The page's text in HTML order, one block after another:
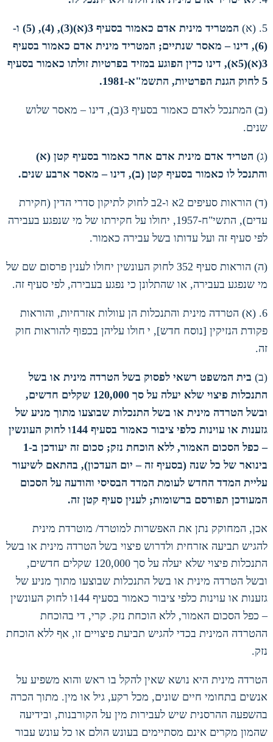
5. ( א) המטריד מינית אדם כאמור בסעיף 3( א)(3), (4), (5) ו-
(6),
דינו – מאסר שנתיים; המטריד מינית אדם כאמור בסעיף
3( א)(5 א), דינו כדין הפוגע במזיד בפרטיות זולתו כאמור בסעיף
5 לחוק הגנת הפרטיות, התשמ"א-1981.
(ב) המתנכל לאדם כאמור בסעיף 3( ב), דינו – מאסר שלוש
שנים.
(ג) הטריד אדם מינית אדם אחר כאמור בסעיף קטן (א)
והתנכל לו כאמור בסעיף קטן (ב), דינו – מאסר ארבע שנים.
(ד) הוראות סעיפים 2א ו-2 ב לחוק לתיקון סדרי הדין (חקירת
עדים), התשי"ח-1957,
יחולו על חקירתו של מי שנפגע בעבירה
לפי סעיף זה ועל עדותו בשל עבירה כאמור.
(ה) הוראות סעיף 352 לחוק העונשין יחולו לענין פרסום שם של
מי שנפגע בעבירה, או שהתלונן כי נפגע בעבירה, לפי סעיף זה.
6. ( א) הטרדה מינית והתנכלות הן עוולות אזרחיות, והוראות
פקודת הנזיקין [נוסח חדש], י חולו עליהן בכפוף להוראות חוק
זה.
(ב) בית המשפט רשאי לפסוק בשל הטרדה מינית או בשל
התנכלות פיצוי שלא יעלה על סך 120,000 שקלים חדשים,
ובשל הטרדה מינית או בשל התנכלות שבוצעו מתוך מניע של
גזענות או עוינות כלפי ציבור כאמור בסעיף 144ו לחוק העונשין
– כפל הסכום האמור, ללא הוכחת נזק; סכום זה יעודכן ב-1
בינואר של כל שנה (בסעיף זה – יום העדכון), בהתאם לשיעור
עליית המדד החדש לעומת המדד הבסיסי והודעה על הסכום
המעודכן תפורסם ברשומות; לענין סעיף קטן זה.
אכן, המחוקק נתן את האפשרות למוטרד/ מוטרדת מינית
להגיש תביעה אזרחית ולדרוש פיצוי בשל הטרדה מינית או בשל
התנכלות פיצוי שלא יעלה על סך 120,000 שקלים חדשים,
ובשל הטרדה מינית או בשל התנכלות שבוצעו מתוך מניע של
גזענות או עוינות כלפי ציבור כאמור בסעיף 144ו לחוק העונשין
– כפל הסכום האמור, ללא הוכחת נזק. קרי, די בהוכחת
ההטרדה המינית בכדי להגיש תביעת פיצויים זו, אף ללא הוכחת
נזק.
הטרדה מינית היא נושא שאין להקל בו ראש והוא משפיע על
אנשים בתחומי חיים שונים, מכל רקע, גיל או מין. מתוך הכרה
בהשפעה ההרסנית שיש לעבירות מין על הקורבנות, ובידיעה
שהמון מקרים אינם מסתיימים בעונש הולם או כל עונש עבור